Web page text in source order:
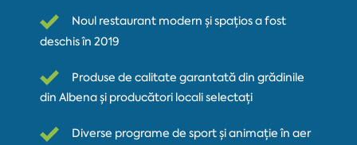
Noul restaurant modern și spațios a fost
deschis în 2019
Produse de calitate garantată din grădinile
din Albena și producători locali selectați
Diverse programe de sport și animație în aer